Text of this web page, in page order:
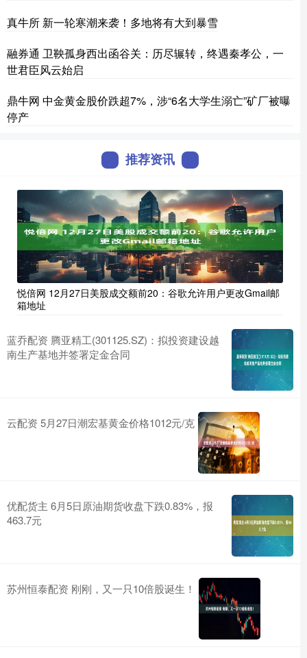
真牛所 新一轮寒潮来袭！多地将有大到暴雪
融券通 卫鞅孤身西出函谷关：历尽辗转，终遇秦孝公，一
世君臣风云始启
鼎牛网 中金黄金股价跌超7%，涉“6名大学生溺亡”矿厂被曝
停产
推荐资讯
悦倍网 12月27日美股成交额前20：谷歌允许用户更改Gmail邮
箱地址
蓝乔配资 腾亚精工(301125.SZ)：拟投资建设越
南生产基地并签署定金合同
云配资 5月27日潮宏基黄金价格1012元/克
优配货主 6月5日原油期货收盘下跌0.83%，报
463.7元
苏州恒泰配资 刚刚，又一只10倍股诞生！